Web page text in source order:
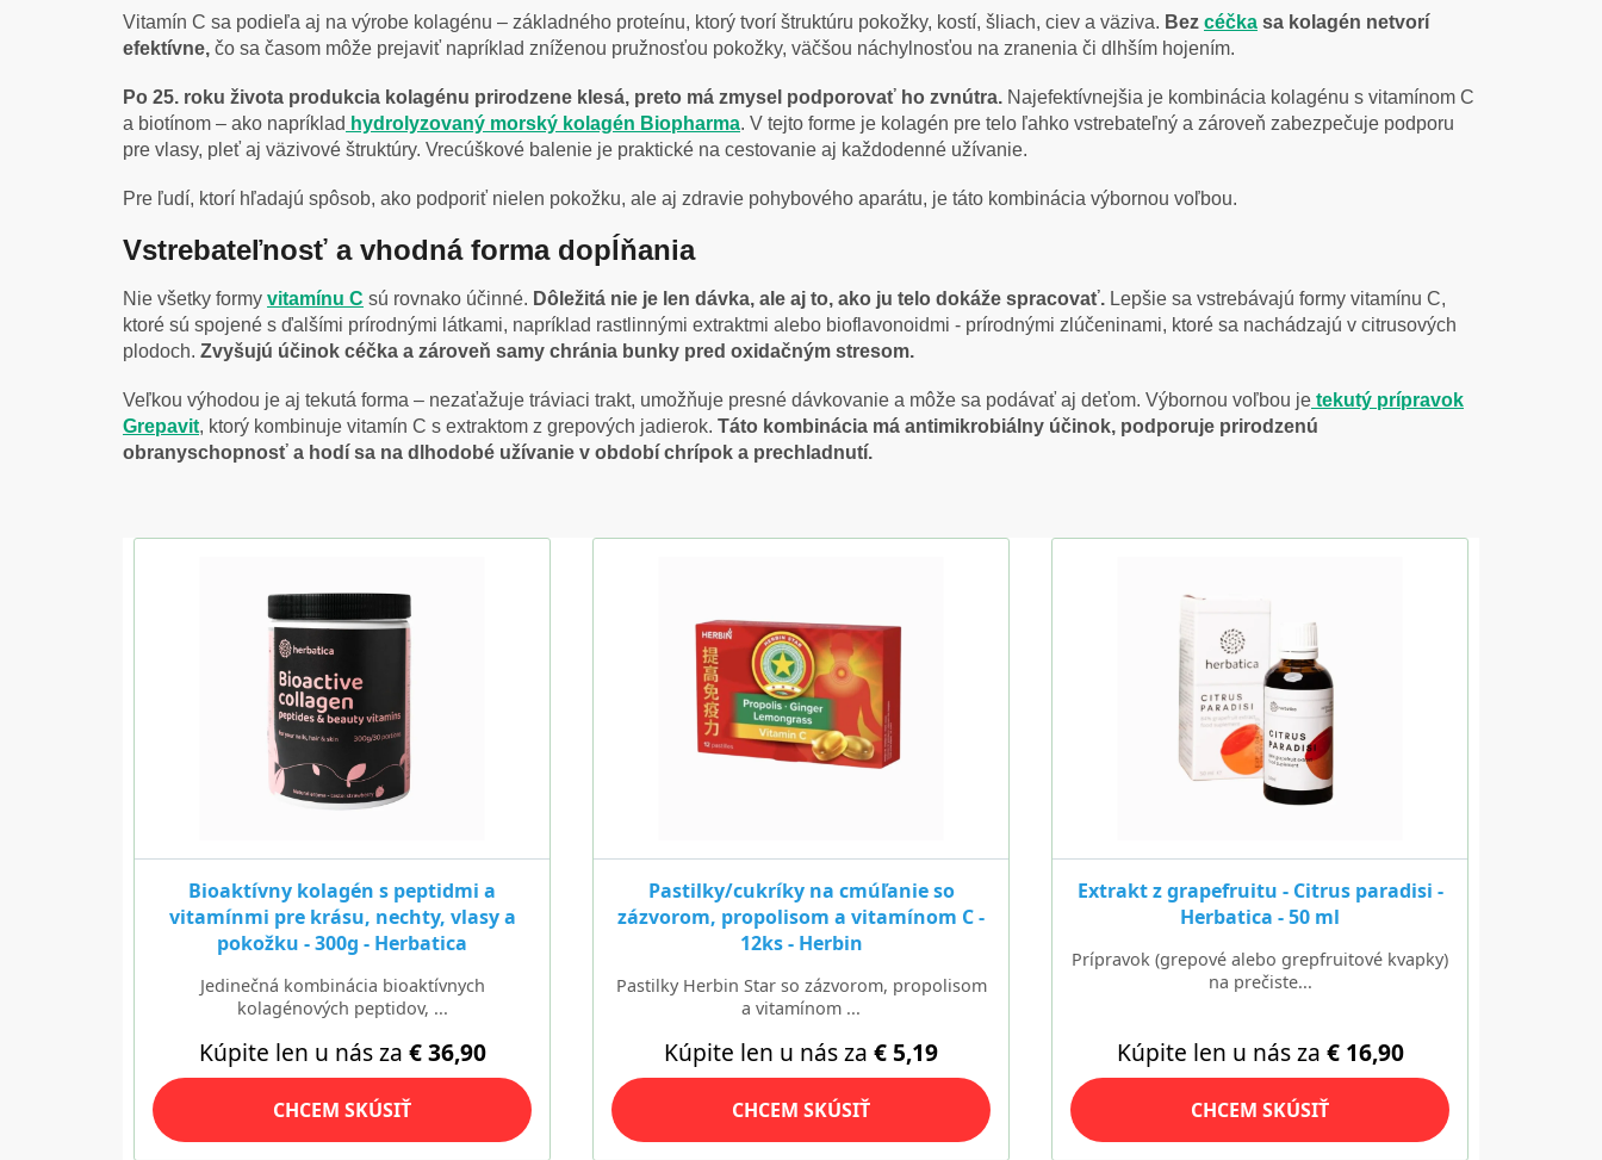
Vitamín C sa podieľa aj na výrobe kolagénu – základného proteínu, ktorý tvorí štruktúru pokožky, kostí, šliach, ciev a väziva. Bez céčka sa kolagén netvorí
efektívne, čo sa časom môže prejaviť napríklad zníženou pružnosťou pokožky, väčšou náchylnosťou na zranenia či dlhším hojením.
Po 25. roku života produkcia kolagénu prirodzene klesá, preto má zmysel podporovať ho zvnútra. Najefektívnejšia je kombinácia kolagénu s vitamínom C
a biotínom – ako napríklad hydrolyzovaný morský kolagén Biopharma. V tejto forme je kolagén pre telo ľahko vstrebateľný a zároveň zabezpečuje podporu
pre vlasy, pleť aj väzivové štruktúry. Vrecúškové balenie je praktické na cestovanie aj každodenné užívanie.
Pre ľudí, ktorí hľadajú spôsob, ako podporiť nielen pokožku, ale aj zdravie pohybového aparátu, je táto kombinácia výbornou voľbou.
Vstrebateľnosť a vhodná forma dopĺňania
Nie všetky formy vitamínu C sú rovnako účinné. Dôležitá nie je len dávka, ale aj to, ako ju telo dokáže spracovať. Lepšie sa vstrebávajú formy vitamínu C,
ktoré sú spojené s ďalšími prírodnými látkami, napríklad rastlinnými extraktmi alebo bioflavonoidmi - prírodnými zlúčeninami, ktoré sa nachádzajú v citrusových
plodoch. Zvyšujú účinok céčka a zároveň samy chránia bunky pred oxidačným stresom.
Veľkou výhodou je aj tekutá forma – nezaťažuje tráviaci trakt, umožňuje presné dávkovanie a môže sa podávať aj deťom. Výbornou voľbou je tekutý prípravok
Grepavit, ktorý kombinuje vitamín C s extraktom z grepových jadierok. Táto kombinácia má antimikrobiálny účinok, podporuje prirodzenú
obranyschopnosť a hodí sa na dlhodobé užívanie v období chrípok a prechladnutí.